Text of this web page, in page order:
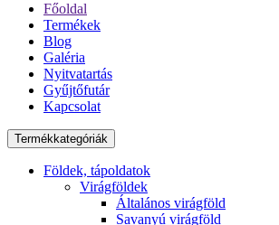
Főoldal
Termékek
Blog
Galéria
Nyitvatartás
Gyűjtőfutár
Kapcsolat
Termékkategóriák
Földek, tápoldatok
Virágföldek
Általános virágföld
Savanyú virágföld